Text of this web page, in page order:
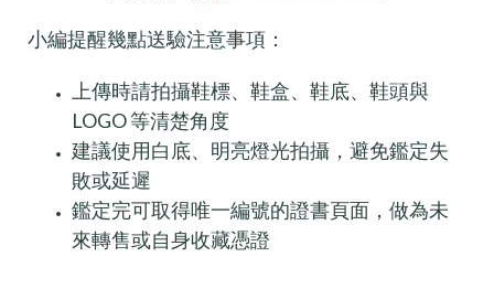
小編提醒幾點送驗注意事項：
上傳時請拍攝鞋標、鞋盒、鞋底、鞋頭與
LOGO 等清楚角度
建議使用白底、明亮燈光拍攝，避免鑑定失
敗或延遲
鑑定完可取得唯一編號的證書頁面，做為未
來轉售或自身收藏憑證